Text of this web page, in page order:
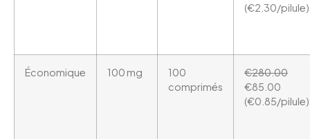
(€2.30/pilule)
Économique 100 mg
100
comprimés
€280.00
€85.00
(€0.85/pilule)